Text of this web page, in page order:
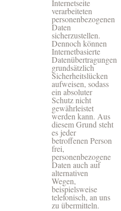
Internetseite
verarbeiteten
personenbezogenen
Daten
sicherzustellen.
Dennoch können
Internetbasierte
Datenübertragungen
grundsätzlich
Sicherheitslücken
aufweisen, sodass
ein absoluter
Schutz nicht
gewährleistet
werden kann. Aus
diesem Grund steht
es jeder
betroffenen Person
frei,
personenbezogene
Daten auch auf
alternativen
Wegen,
beispielsweise
telefonisch, an uns
zu übermitteln.